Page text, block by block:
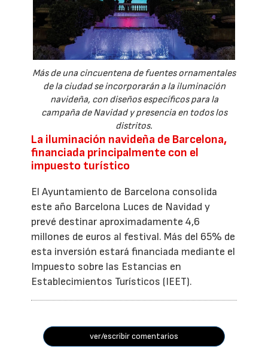
Más de una cincuentena de fuentes ornamentales
de la ciudad se incorporarán a la iluminación
navideña, con diseños específicos para la
campaña de Navidad y presencia en todos los
distritos.
La iluminación navideña de Barcelona,
financiada principalmente con el
impuesto turístico
El Ayuntamiento de Barcelona consolida
este año Barcelona Luces de Navidad y
prevé destinar aproximadamente 4,6
millones de euros al festival. Más del 65% de
esta inversión estará financiada mediante el
Impuesto sobre las Estancias en
Establecimientos Turísticos (IEET).
ver/escribir comentarios